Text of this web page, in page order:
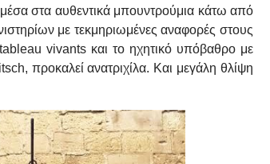
στα αυθεντικά μπουντρούμια κάτω από
με τεκμηριωμένες αναφορές στους
vivants και το ηχητικό υπόβαθρο με
προκαλεί ανατριχίλα. Και μεγάλη θλίψη